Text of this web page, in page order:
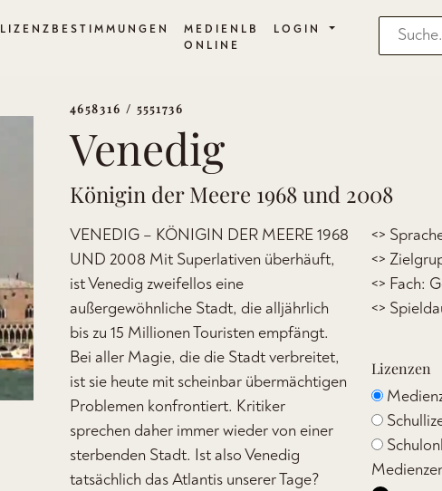
LIZENZBESTIMMUNGEN
MEDIENLB
ONLINE
LOGIN
4658316 / 5551736
Venedig
Königin der Meere 1968 und 2008
VENEDIG – KÖNIGIN DER MEERE 1968
UND 2008 Mit Superlativen überhäuft,
ist Venedig zweifellos eine
außergewöhnliche Stadt, die alljährlich
bis zu 15 Millionen Touristen empfängt.
Bei aller Magie, die die Stadt verbreitet,
ist sie heute mit scheinbar übermächtigen
Problemen konfrontiert. Kritiker
sprechen daher immer wieder von einer
sterbenden Stadt. Ist also Venedig
tatsächlich das Atlantis unserer Tage?
<>
<>
<> Fach:
<>
Lizenzen